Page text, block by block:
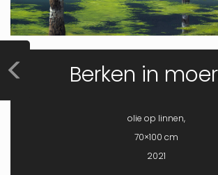
Berken in
olie op linnen,
70×100 cm
2021